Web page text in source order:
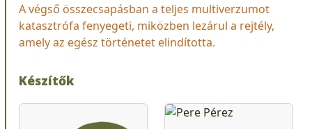
A végső összecsapásban a teljes multiverzumot
katasztrófa fenyegeti, miközben lezárul a rejtély,
amely az egész történetet elindította.
Készítők